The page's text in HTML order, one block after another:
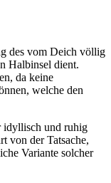
des vom Deich völlig
Halbinsel dient.
da keine
welche den
idyllisch und ruhig
von der Tatsache,
Variante solcher